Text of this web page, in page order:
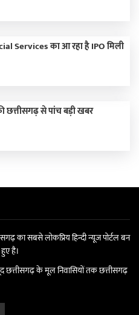
Services का आ रहा है IPO मिली
20 अक्टूबर की छत्तीसगढ़ से पांच बड़ी खबर
का सबसे लोकप्रिय हिन्दी न्यूज पोर्टल बन
है।
छत्तीसगढ़ के मूल निवासियों तक छत्तीसगढ़